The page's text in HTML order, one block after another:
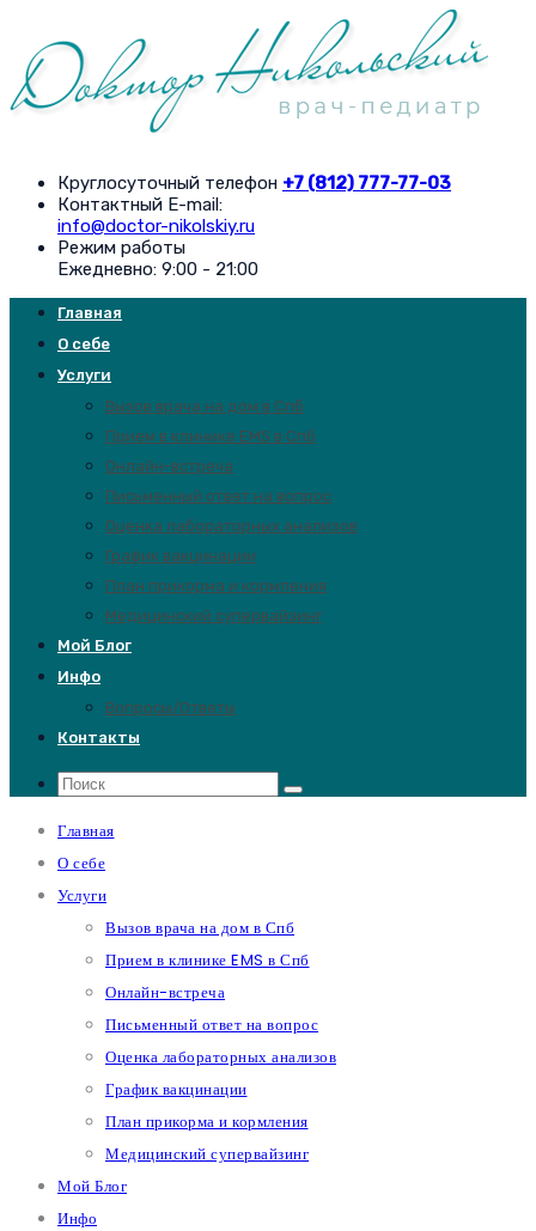
Круглосуточный телефон +7 (812) 777-77-03
Контактный E-mail:
info@doctor-nikolskiy.ru
Режим работы
Ежедневно: 9:00 - 21:00
Главная
О себе
Услуги
Вызов врача на дом в Спб
Прием в клинике EMS в Спб
Онлайн-встреча
Письменный ответ на вопрос
Оценка лабораторных анализов
График вакцинации
План прикорма и кормления
Медицинский супервайзинг
Мой Блог
Инфо
Вопросы/Ответы
Контакты
Главная
О себе
Услуги
Вызов врача на дом в Спб
Прием в клинике EMS в Спб
Онлайн-встреча
Письменный ответ на вопрос
Оценка лабораторных анализов
График вакцинации
План прикорма и кормления
Медицинский супервайзинг
Мой Блог
Инфо